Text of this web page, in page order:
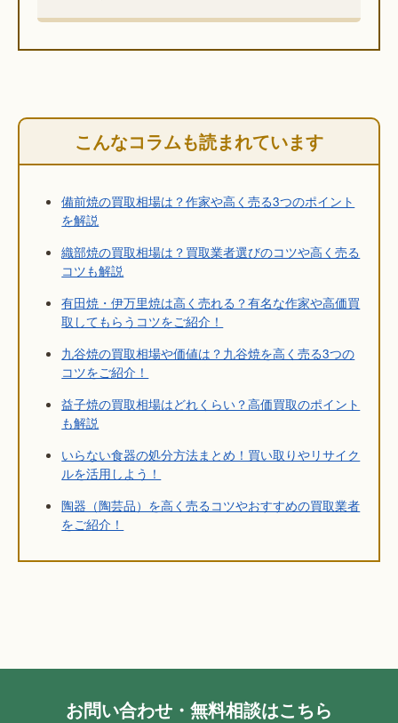
こんなコラムも読まれています
備前焼の買取相場は？作家や高く売る3つのポイント
を解説
織部焼の買取相場は？買取業者選びのコツや高く売る
コツも解説
有田焼・伊万里焼は高く売れる？有名な作家や高価買
取してもらうコツをご紹介！
九谷焼の買取相場や価値は？九谷焼を高く売る3つの
コツをご紹介！
益子焼の買取相場はどれくらい？高価買取のポイント
も解説
いらない食器の処分方法まとめ！買い取りやリサイク
ルを活用しよう！
陶器（陶芸品）を高く売るコツやおすすめの買取業者
をご紹介！
お問い合わせ・無料相談はこちら